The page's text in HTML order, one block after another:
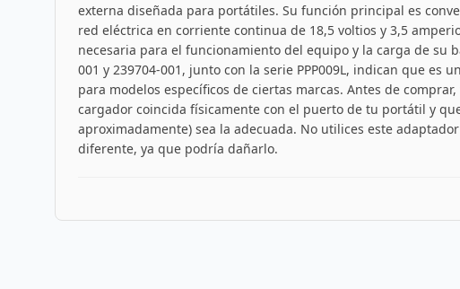
externa diseñada para portátiles. Su función principal es
red eléctrica en corriente continua de 18,5 voltios y 3,5
necesaria para el funcionamiento del equipo y la carga de su
001 y 239704-001, junto con la serie PPP009L, indican que es
para modelos específicos de ciertas marcas. Antes de
cargador coincida físicamente con el puerto de tu portátil y
aproximadamente) sea la adecuada. No utilices este
diferente, ya que podría dañarlo.